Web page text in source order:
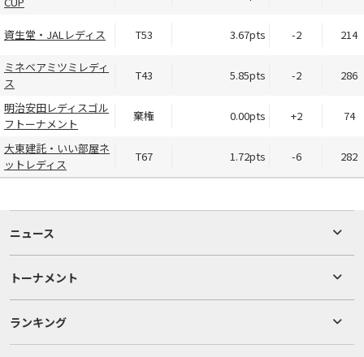
資生堂・JALレディス T53 3.67pts -2 214
ミネベアミツミレディ
ス
T43 5.85pts -2 286
明治安田レディスゴル
フトーナメント
棄権 0.00pts +2 74
大東建託・いい部屋ネ
ットレディス
T67 1.72pts -6 282
ニュース
トーナメント
ランキング